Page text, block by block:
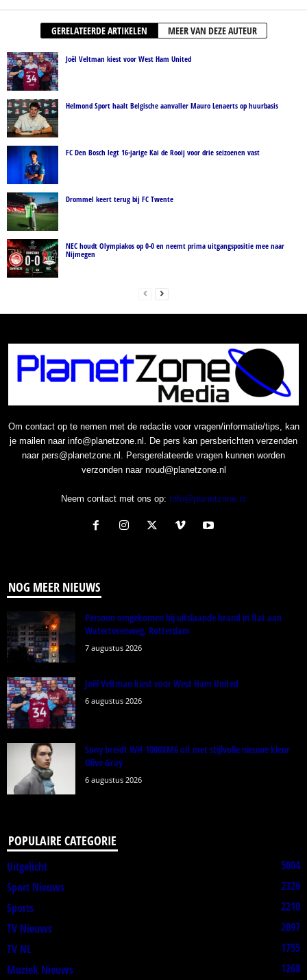
GERELATEERDE ARTIKELEN MEER VAN DEZE AUTEUR
Joël Veltman kiest voor West Ham United
Helmond Sport haalt Belgische aanvaller Mauro Lenaerts op huurbasis
FC Den Bosch legt 16-jarige Kai de Rooij voor drie seizoenen vast
Drommel keert terug bij FC Twente
NEC houdt Olympiakos op 0-0 en neemt prima uitgangspositie mee naar
Nijmegen
Om contact op te nemen met de redactie voor vragen/informatie/tips, kan
je mailen naar info@planetzone.nl. De pers kan persberichten verzenden
naar pers@planetzone.nl. Persgerelateerde vragen kunnen worden
verzonden naar noud@planetzone.nl
Neem contact met ons op: Info@planetzone.nl
NOG MEER NIEUWS
Persoon omgekomen bij uitslaande brand in flat aan
Watertorenweg, Rotterdam
7 augustus 2026
Joël Veltman kiest voor West Ham United
6 augustus 2026
Sony breidt WH-1000XM6 uit met stijlvolle nieuwe kleur
Olive Gray
6 augustus 2026
POPULAIRE CATEGORIE
Uitgelicht
5004
Sport Nieuws
2326
Sports
2210
TV Nieuws
2097
TV NL
1755
Muziek Nieuws
1268